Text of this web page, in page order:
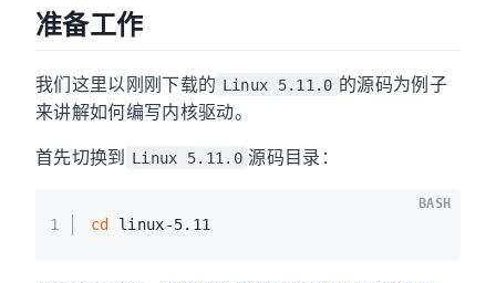
首先切换到
1 cd linux-5.11
BASH